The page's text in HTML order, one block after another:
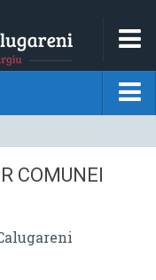
LOCALITATEA
COMUNEI